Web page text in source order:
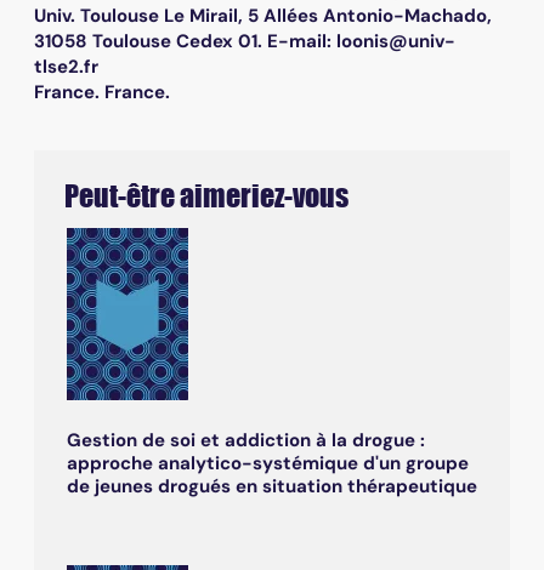
Univ. Toulouse Le Mirail, 5 Allées Antonio-Machado,
31058 Toulouse Cedex 01. E-mail: loonis@univ-
tlse2.fr
France. France.
Peut-être aimeriez-vous
Gestion de soi et addiction à la drogue :
approche analytico-systémique d'un groupe
de jeunes drogués en situation thérapeutique